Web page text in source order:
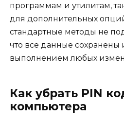
программам и утилитам,
для дополнительных
стандартные методы не
что все данные
выполнением любых
Как убрать PIN
компьютера